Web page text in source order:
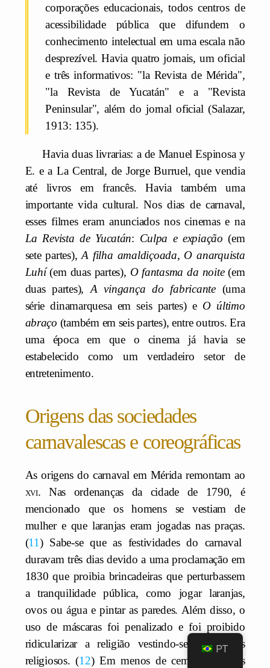
corporações educacionais, todos centros de
acessibilidade pública que difundem o
conhecimento intelectual em uma escala não
desprezível. Havia quatro jornais, um oficial
e três informativos: "la Revista de Mérida",
"la Revista de Yucatán" e a "Revista
Peninsular", além do jornal oficial (Salazar,
1913: 135).
Havia duas livrarias: a de Manuel Espinosa y
E. e a La Central, de Jorge Burruel, que vendia
até livros em francês. Havia também uma
importante vida cultural. Nos dias de carnaval,
esses filmes eram anunciados nos cinemas e na
La Revista de Yucatán: Culpa e expiação (em
sete partes),A filha amaldiçoada, O anarquista
Luhí(em duas partes), O fantasma da noite(em
duas partes), A vingança do fabricante(uma
série dinamarquesa em seis partes) e O último
abraço (também em seis partes), entre outros. Era
uma época em que o cinema já havia se
estabelecido como um verdadeiro setor de
entretenimento.
Origens das sociedades
carnavalescas e coreográficas
As origens do carnaval em Mérida remontam ao
xvi. Nas ordenanças da cidade de 1790, é
mencionado que os homens se vestiam de
mulher e que laranjas eram jogadas nas praças.
11 Sabe-se que as festividades do carnaval
duravam três dias devido a uma proclamação em
1830 que proibia brincadeiras que perturbassem
a tranquilidade pública, como jogar laranjas,
ovos ou água e pintar as paredes. Além disso, o
uso de máscaras foi penalizado e foi proibido
ridicularizar a religião vestindo-se com trajes
religiosos.
12 Em menos de cem anos, essas
PT